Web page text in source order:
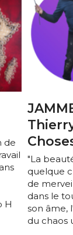
et conditions
de
H
"La
quelque
de
dans le
son âme,
du chaos